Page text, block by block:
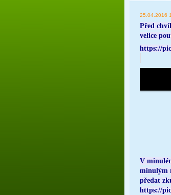
25.04.2016
Před
velice
https://
V
minulým
předat
https://